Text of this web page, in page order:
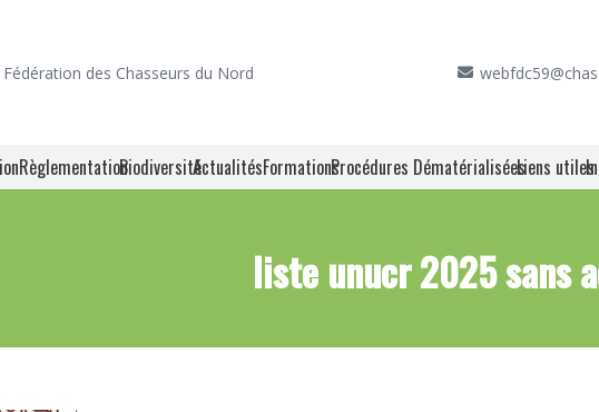
Fédération des Chasseurs du Nord
RèglementationBiodiversitéActualitésFormationsProcédures DématérialiséesLiens utiles
liste unucr 2025 sans